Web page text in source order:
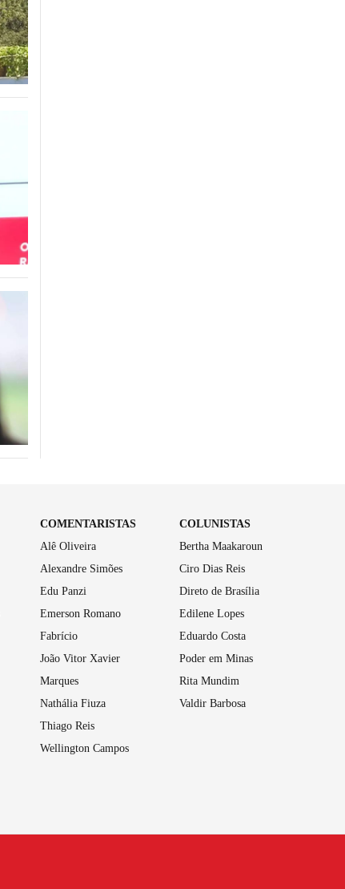
COMENTARISTAS
Alê Oliveira
Alexandre Simões
Edu Panzi
Emerson Romano
Fabrício
João Vitor Xavier
Marques
Nathália Fiuza
Thiago Reis
Wellington Campos
COLUNISTAS
Bertha Maakaroun
Ciro Dias Reis
Direto de Brasília
Edilene Lopes
Eduardo Costa
Poder em Minas
Rita Mundim
Valdir Barbosa